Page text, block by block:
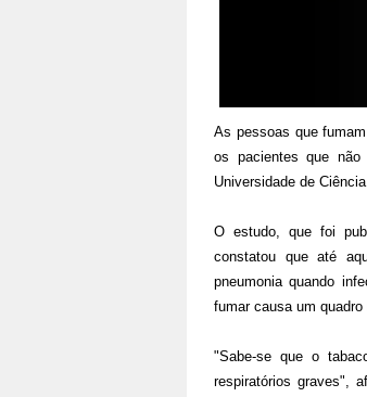
As pessoas que
os pacientes que
Universidade de
O estudo, que foi
constatou que até
pneumonia quando
fumar causa um
"Sabe-se que o
respiratórios graves",